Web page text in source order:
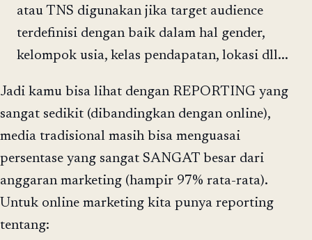
atau TNS digunakan jika target audience
terdefinisi dengan baik dalam hal gender,
kelompok usia, kelas pendapatan, lokasi dll...
Jadi kamu bisa lihat dengan REPORTING yang
sangat sedikit (dibandingkan dengan online),
media tradisional masih bisa menguasai
persentase yang sangat SANGAT besar dari
anggaran marketing (hampir 97% rata-rata).
Untuk online marketing kita punya reporting
tentang: